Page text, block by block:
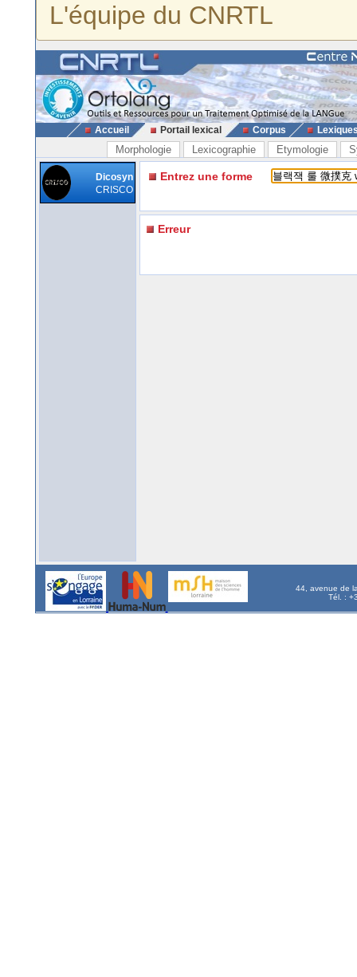
L'équipe du CNRTL
Accueil Portail lexical Corpus
Morphologie Lexicographie Etymologie
Dicosyn
CRISCO
Entrez une forme
Erreur
44, avenue de
Tél. :